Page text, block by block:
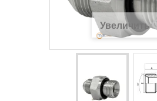
Увеличить